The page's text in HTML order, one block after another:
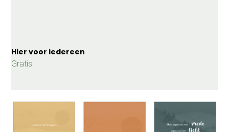
Hier voor iedereen
Gratis